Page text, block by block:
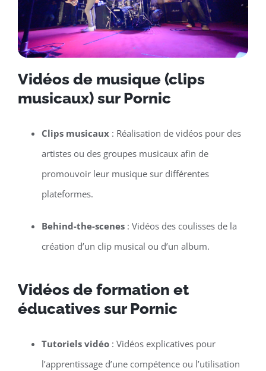
Vidéos de musique (clips
musicaux) sur Pornic
Clips musicaux: Réalisation de vidéos pour des
artistes ou des groupes musicaux afin de
promouvoir leur musique sur différentes
plateformes.
Behind-the-scenes: Vidéos des coulisses de la
création d’un clip musical ou d’un album.
Vidéos de formation et
éducatives sur Pornic
Tutoriels vidéo: Vidéos explicatives pour
l’apprentissage d’une compétence ou l’utilisation